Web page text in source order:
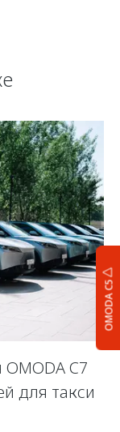
OMODA C5
C7
для такси